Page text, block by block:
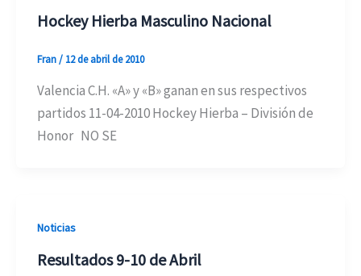
Hockey Hierba Masculino Nacional
Fran/ 12 de abril de 2010
Valencia C.H. «A» y «B» ganan en sus respectivos
partidos 11-04-2010 Hockey Hierba – División de
Honor NO SE
Noticias
Resultados 9-10 de Abril